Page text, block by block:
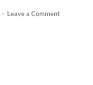
- Leave a Comment